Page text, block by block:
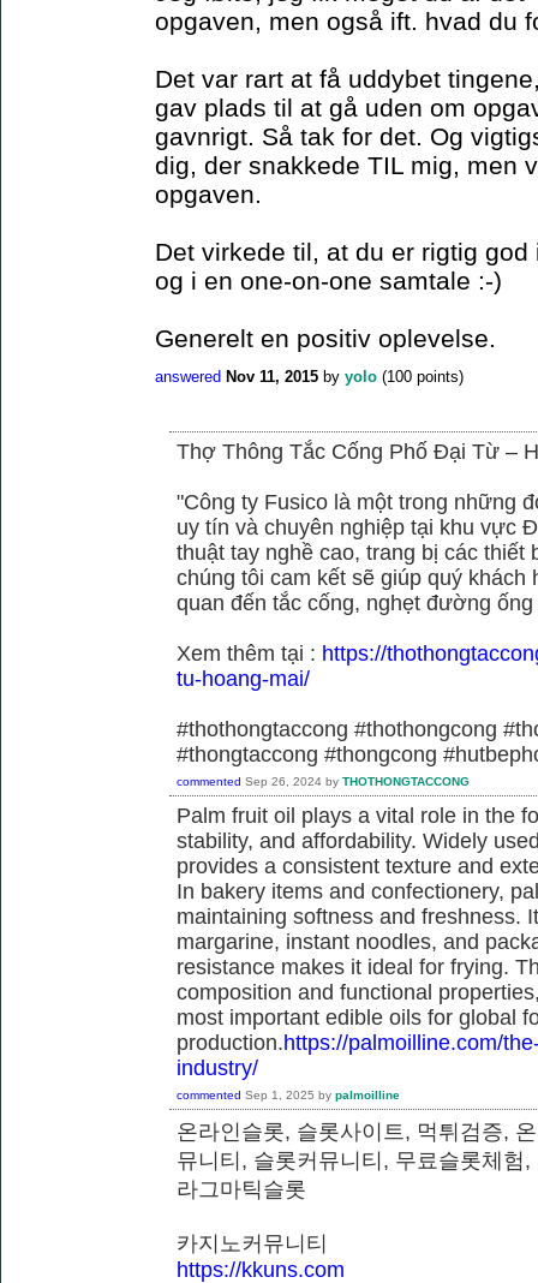
opgaven, men også ift. hvad du
Det var rart at få uddybet
gav plads til at gå uden om
gavnrigt. Så tak for det. Og
dig, der snakkede TIL mig, men
opgaven.
Det virkede til, at du er rigtig
og i en one-on-one samtale :-)
Generelt en positiv oplevelse.
answered Nov 11, 2015 by yolo (100 points)
Thợ Thông Tắc Cống Phố Đại Từ –
"Công ty Fusico là một trong những
uy tín và chuyên nghiệp tại khu vực
thuật tay nghề cao, trang bị các thiết
chúng tôi cam kết sẽ giúp quý
quan đến tắc cống, nghẹt đường
Xem thêm tại : https://
tu-hoang-mai/
#thothongtaccong #thothongcong
#thongtaccong #thongcong
commented Sep 26, 2024 by THOTHONGTACCONG
Palm fruit oil plays a vital role in the
stability, and affordability. Widely
provides a consistent texture and
In bakery items and confectionery,
maintaining softness and freshness.
margarine, instant noodles, and
resistance makes it ideal for frying.
composition and functional
most important edible oils for global
production.https://palmoilline.com/
industry/
commented Sep 1, 2025 by palmoilline
온라인슬롯, 슬롯사이트, 먹튀검증,
뮤니티, 슬롯커뮤니티, 무료슬롯체험
라그마틱슬롯
카지노커뮤니티
https://kkuns.com